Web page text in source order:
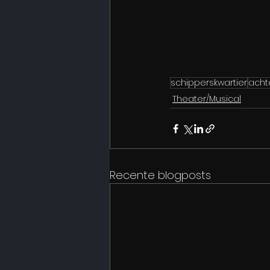
schipperskwartier
Theater/Musical
Recente blogposts